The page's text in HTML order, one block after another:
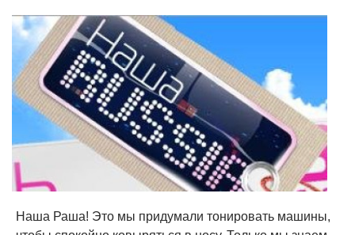
Наша Раша! Это мы придумали тонировать машины,